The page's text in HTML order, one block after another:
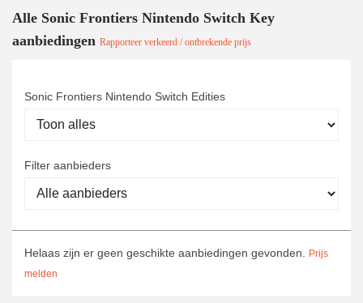
Alle Sonic Frontiers Nintendo Switch Key
aanbiedingen Rapporteer verkeerd / ontbrekende prijs
Sonic Frontiers Nintendo Switch Edities
Filter aanbieders
Helaas zijn er geen geschikte aanbiedingen gevonden.
Prijs
melden